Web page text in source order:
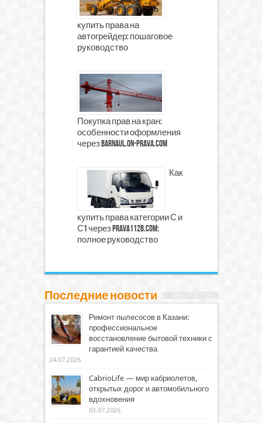
купить права на
автогрейдер: пошаговое
руководство
Покупка прав на кран:
особенности оформления
через barnaul.on-prava.com
Как
купить права категории С и
С1 через prava112b.com:
полное руководство
Последние новости
Ремонт пылесосов в Казани:
профессиональное
восстановление бытовой техники с
гарантией качества
24.07.2026
CabrioLife — мир кабриолетов,
открытых дорог и автомобильного
вдохновения
03.07.2026